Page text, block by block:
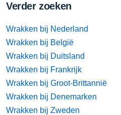
Verder zoeken
Wrakken bij Nederland
Wrakken bij België
Wrakken bij Duitsland
Wrakken bij Frankrijk
Wrakken bij Groot-Brittannië
Wrakken bij Denemarken
Wrakken bij Zweden